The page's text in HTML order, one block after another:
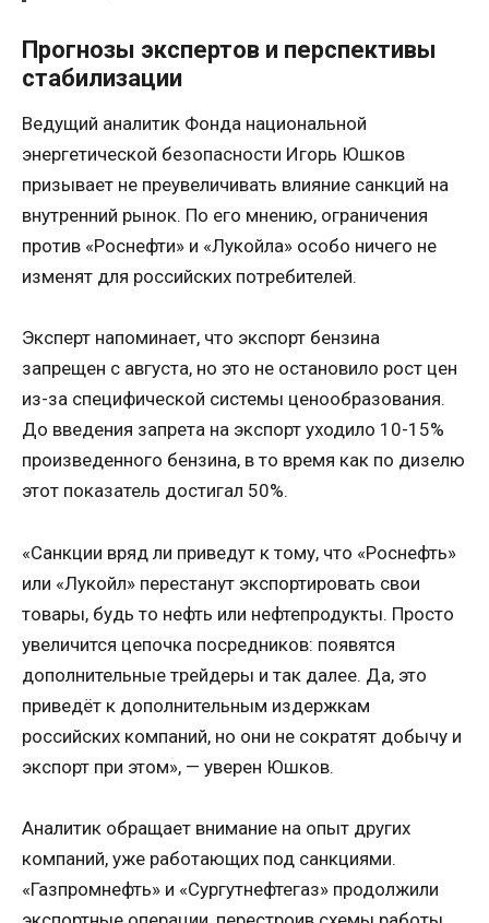
Прогнозы экспертов и перспективы
стабилизации
Ведущий аналитик Фонда национальной
энергетической безопасности Игорь Юшков
призывает не преувеличивать влияние санкций на
внутренний рынок. По его мнению, ограничения
против «Роснефти» и «Лукойла» особо ничего не
изменят для российских потребителей.
Эксперт напоминает, что экспорт бензина
запрещен с августа, но это не остановило рост цен
из-за специфической системы ценообразования.
До введения запрета на экспорт уходило 10-15%
произведенного бензина, в то время как по дизелю
этот показатель достигал 50%.
«Санкции вряд ли приведут к тому, что «Роснефть»
или «Лукойл» перестанут экспортировать свои
товары, будь то нефть или нефтепродукты. Просто
увеличится цепочка посредников: появятся
дополнительные трейдеры и так далее. Да, это
приведёт к дополнительным издержкам
российских компаний, но они не сократят добычу и
экспорт при этом», — уверен Юшков.
Аналитик обращает внимание на опыт других
компаний, уже работающих под санкциями.
«Газпромнефть» и «Сургутнефтегаз» продолжили